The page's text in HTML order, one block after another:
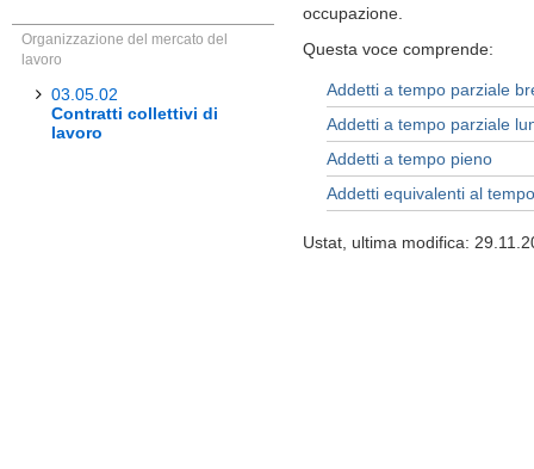
Organizzazione del mercato del
lavoro
03.05.02
Contratti collettivi di
lavoro
occupazione.
Questa voce comprende:
Addetti a tempo parziale
Addetti a tempo parziale
Addetti a tempo pieno
Addetti equivalenti al
Ustat, ultima modifica: